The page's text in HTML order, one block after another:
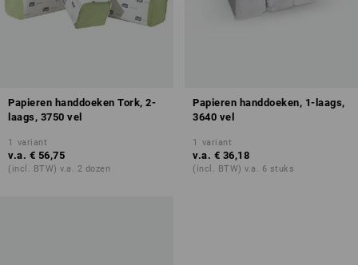
Papieren handdoeken Tork, 2-
laags, 3750 vel
1 variant
v.a. € 56,75
(incl. BTW) v.a. 2 dozen
Papieren handdoeken, 1-laags,
3640 vel
1 variant
v.a. € 36,18
(incl. BTW) v.a. 6 stuks